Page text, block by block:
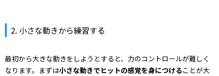
2. 小さな動きから練習する
最初から大きな動きをしようとすると、力のコントロールが難しく
なります。まずは小さな動きでヒットの感覚を身につけることが大